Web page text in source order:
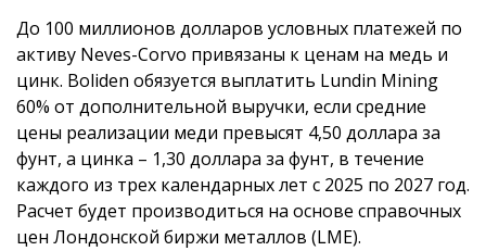
До 100 миллионов долларов условных платежей по
активу Neves-Corvo привязаны к ценам на медь и
цинк. Boliden обязуется выплатить Lundin Mining
60% от дополнительной выручки, если средние
цены реализации меди превысят 4,50 доллара за
фунт, а цинка – 1,30 доллара за фунт, в течение
каждого из трех календарных лет с 2025 по 2027 год.
Расчет будет производиться на основе справочных
цен Лондонской биржи металлов (LME).